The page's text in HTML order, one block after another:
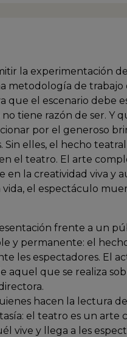
la experimentación
metodología de trabajo
que el escenario debe
tiene razón de ser. Y
por el generoso
elles, el hecho
el teatro. El arte
en la creatividad viva y
vida, el espectáculo
frente a un
y permanente: el
les espectadores. El
aquel que se realiza
hacen la lectura
el teatro es un arte
vive y llega a les